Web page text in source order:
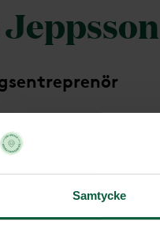
Samtycke